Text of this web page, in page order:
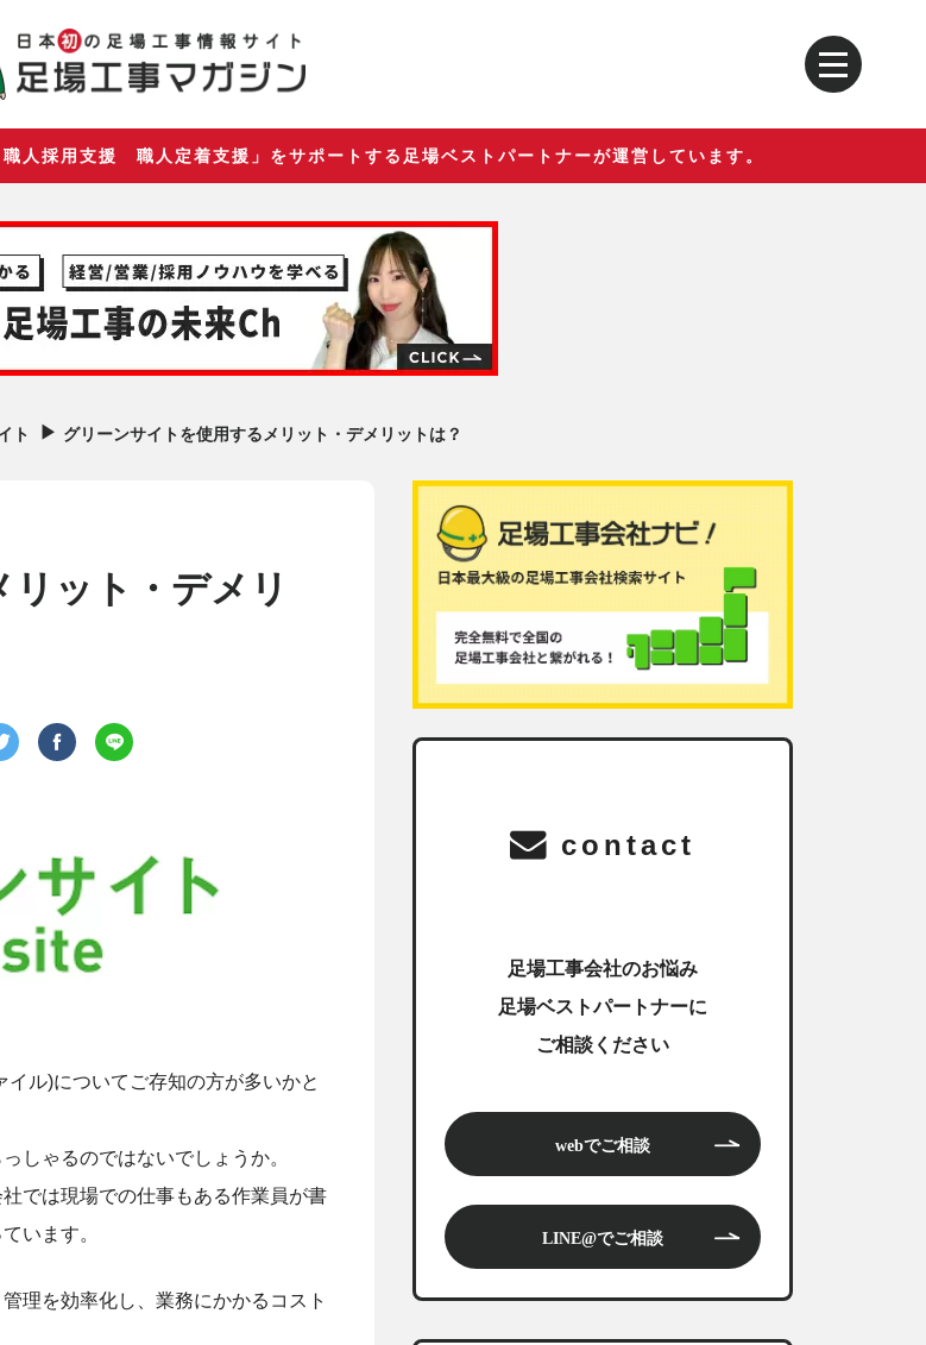
人採用支援 職人定着支援」をサポートする足場ベストパートナーが運営しています。
ト ▶︎ グリーンサイトを使用するメリット・デメリットは？
ット・デメリ
ル)についてご存知の方が多いかと
しゃるのではないでしょうか。
では現場での仕事もある作業員が書
います。
理を効率化し、業務にかかるコスト
contact
足場工事会社のお悩み
足場ベストパートナーに
ご相談ください
webでご相談
LINE@でご相談